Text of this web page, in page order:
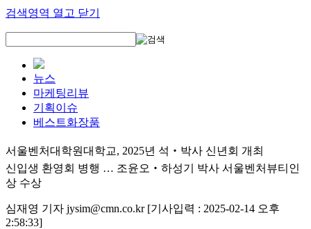
검색영역 열고 닫기
뉴스
마케팅리뷰
기획이슈
베스트화장품
서울벤처대학원대학교, 2025년 석‧박사 신년회 개최
신입생 환영회 병행 … 조윤오‧하성기 박사 서울벤처뷰티인
상 수상
심재영 기자 jysim@cmn.co.kr [기사입력 : 2025-02-14 오후
2:58:33]